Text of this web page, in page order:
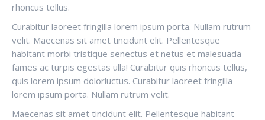
rhoncus tellus.
Curabitur laoreet fringilla lorem ipsum porta. Nullam rutrum
velit. Maecenas sit amet tincidunt elit. Pellentesque
habitant morbi tristique senectus et netus et malesuada
fames ac turpis egestas ulla! Curabitur quis rhoncus tellus,
quis lorem ipsum dolorluctus. Curabitur laoreet fringilla
lorem ipsum porta. Nullam rutrum velit.
Maecenas sit amet tincidunt elit. Pellentesque habitant